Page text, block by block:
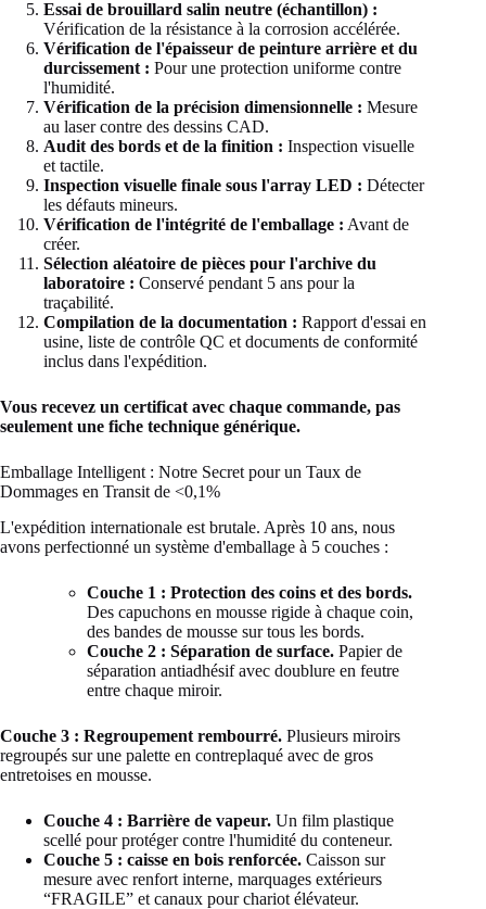
Essai de brouillard salin neutre (échantillon) :
Vérification de la résistance à la corrosion accélérée.
Vérification de l'épaisseur de peinture arrière et du
durcissement : Pour une protection uniforme contre
l'humidité.
Vérification de la précision dimensionnelle : Mesure
au laser contre des dessins CAD.
Audit des bords et de la finition : Inspection visuelle
et tactile.
Inspection visuelle finale sous l'array LED : Détecter
les défauts mineurs.
Vérification de l'intégrité de l'emballage : Avant de
créer.
Sélection aléatoire de pièces pour l'archive du
laboratoire : Conservé pendant 5 ans pour la
traçabilité.
Compilation de la documentation : Rapport d'essai en
usine, liste de contrôle QC et documents de conformité
inclus dans l'expédition.
Vous recevez un certificat avec chaque commande, pas
seulement une fiche technique générique.
Emballage Intelligent : Notre Secret pour un Taux de
Dommages en Transit de <0,1%
L'expédition internationale est brutale. Après 10 ans, nous
avons perfectionné un système d'emballage à 5 couches :
Couche 1 : Protection des coins et des bords.
Des capuchons en mousse rigide à chaque coin,
des bandes de mousse sur tous les bords.
Couche 2 : Séparation de surface. Papier de
séparation antiadhésif avec doublure en feutre
entre chaque miroir.
Couche 3 : Regroupement rembourré. Plusieurs miroirs
regroupés sur une palette en contreplaqué avec de gros
entretoises en mousse.
Couche 4 : Barrière de vapeur. Un film plastique
scellé pour protéger contre l'humidité du conteneur.
Couche 5 : caisse en bois renforcée. Caisson sur
mesure avec renfort interne, marquages extérieurs
“FRAGILE” et canaux pour chariot élévateur.